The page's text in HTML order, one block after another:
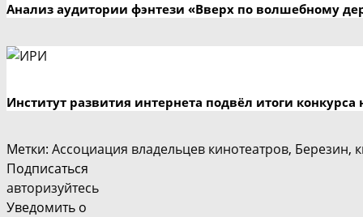
Анализ аудитории фэнтези «Вверх по волшебному
Институт развития интернета подвёл итоги
Метки: Ассоциация владельцев кинотеатров, Березин,
Подписаться
авторизуйтесь
Уведомить о